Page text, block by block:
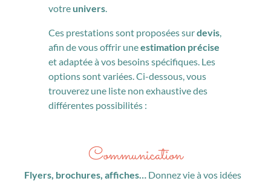
votre univers.
Ces prestations sont proposées surdevis,
afin de vous offrir uneestimation précise
et adaptée à vos besoins spécifiques. Les
options sont variées. Ci-dessous, vous
trouverez une liste non exhaustive des
différentes possibilités :
Communication
Flyers, brochures, affiches… Donnez vie à vos idées